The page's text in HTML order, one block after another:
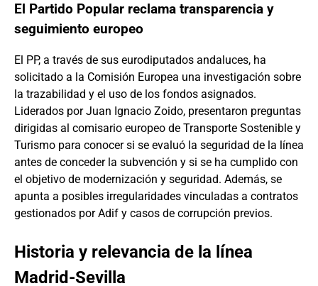
El Partido Popular reclama transparencia y
seguimiento europeo
El PP, a través de sus eurodiputados andaluces, ha
solicitado a la Comisión Europea una investigación sobre
la trazabilidad y el uso de los fondos asignados.
Liderados por Juan Ignacio Zoido, presentaron preguntas
dirigidas al comisario europeo de Transporte Sostenible y
Turismo para conocer si se evaluó la seguridad de la línea
antes de conceder la subvención y si se ha cumplido con
el objetivo de modernización y seguridad. Además, se
apunta a posibles irregularidades vinculadas a contratos
gestionados por Adif y casos de corrupción previos.
Historia y relevancia de la línea
Madrid-Sevilla